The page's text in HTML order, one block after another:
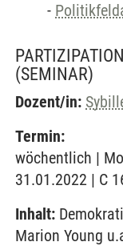
-
(SEMINAR)
Dozent/in:
Termin:
wöchentlich |
31.01.2022 | C
Inhalt:
Marion Young